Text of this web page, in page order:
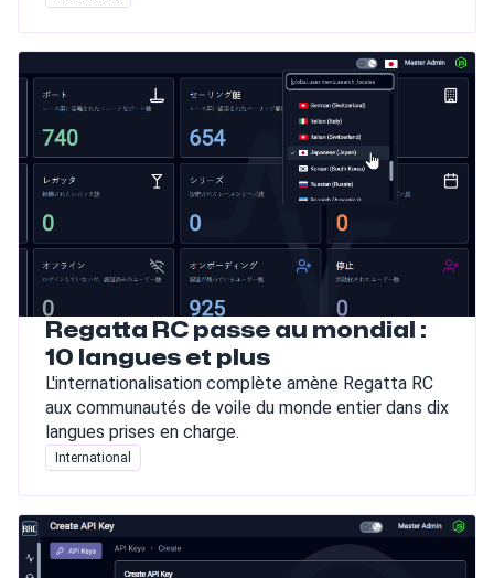
Regatta RC passe au mondial :
10 langues et plus
L'internationalisation complète amène Regatta RC
aux communautés de voile du monde entier dans dix
langues prises en charge.
International